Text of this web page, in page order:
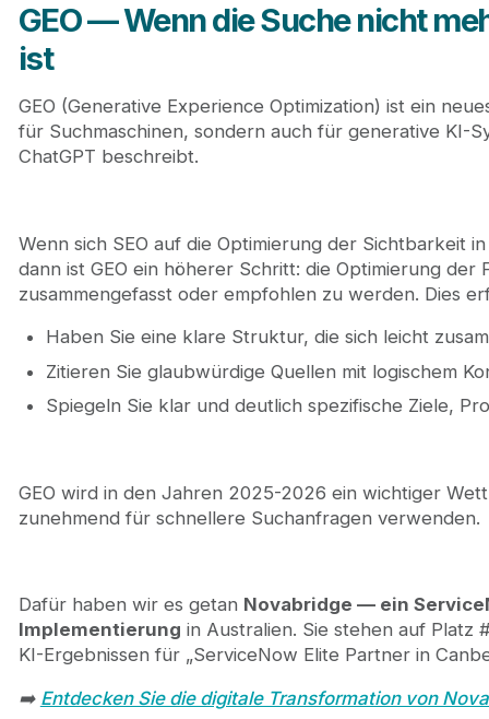
GEO — Wenn die Suche nicht
ist
GEO (Generative Experience Optimization) ist ein
für Suchmaschinen, sondern auch für generative KI-
ChatGPT beschreibt.
Wenn sich SEO auf die Optimierung der Sichtbarkeit
dann ist GEO ein höherer Schritt: die Optimierung der
zusammengefasst oder empfohlen zu werden. Dies
Haben Sie eine klare Struktur, die sich leicht
Zitieren Sie glaubwürdige Quellen mit logischem
Spiegeln Sie klar und deutlich spezifische Ziele,
GEO wird in den Jahren 2025-2026 ein wichtiger
zunehmend für schnellere Suchanfragen verwenden.
Dafür haben wir es getan Novabridge — ein
Implementierung in Australien. Sie stehen auf Platz
KI-Ergebnissen für „ServiceNow Elite Partner in
➡️ Entdecken Sie die digitale Transformation von